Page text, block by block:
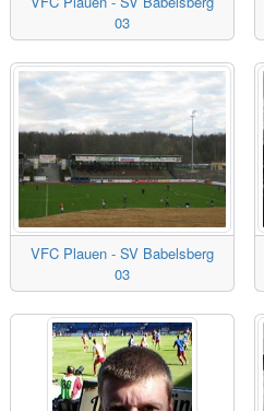
03
VFC Plauen - SV Babelsberg
03